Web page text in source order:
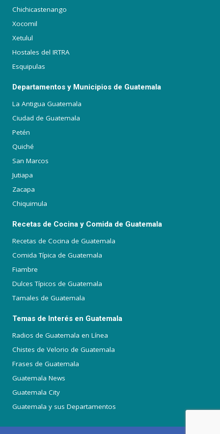
Chichicastenango
Xocomil
Xetulul
Hostales del IRTRA
Esquipulas
Departamentos y Municipios de Guatemala
La Antigua Guatemala
Ciudad de Guatemala
Petén
Quiché
San Marcos
Jutiapa
Zacapa
Chiquimula
Recetas de Cocina y Comida de Guatemala
Recetas de Cocina de Guatemala
Comida Típica de Guatemala
Fiambre
Dulces Típicos de Guatemala
Tamales de Guatemala
Temas de Interés en Guatemala
Radios de Guatemala en Línea
Chistes de Velorio de Guatemala
Frases de Guatemala
Guatemala News
Guatemala City
Guatemala y sus Departamentos